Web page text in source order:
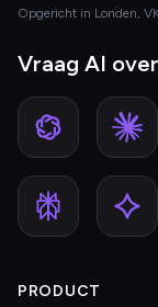
Opgericht in Londen,
Vraag AI
PRODUCT